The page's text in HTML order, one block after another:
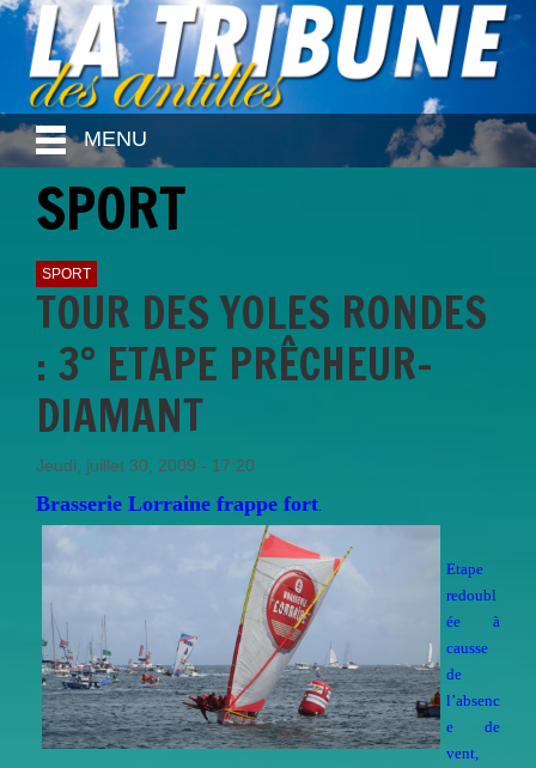
MENU
SPORT
SPORT
TOUR DES YOLES RONDES
: 3° ETAPE PRÊCHEUR-
DIAMANT
Jeudi, juillet 30, 2009 - 17:20
Brasserie Lorraine frappe fort
Etape
redoubl
ée à
causse
de
l’absenc
e de
vent,